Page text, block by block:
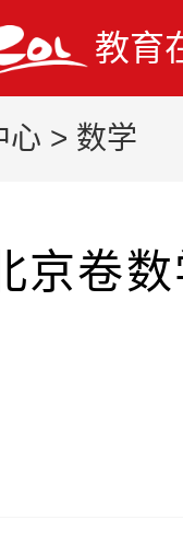
教育
心 > 数学
京卷